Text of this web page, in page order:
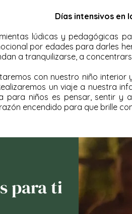
Días intensivos en
lúdicas y pedagógicas
por edades para darles
a tranquilizarse, a
con nuestro niño
un viaje a nuestra
para niños es pensar, sentir y
encendido para que brille
para ti